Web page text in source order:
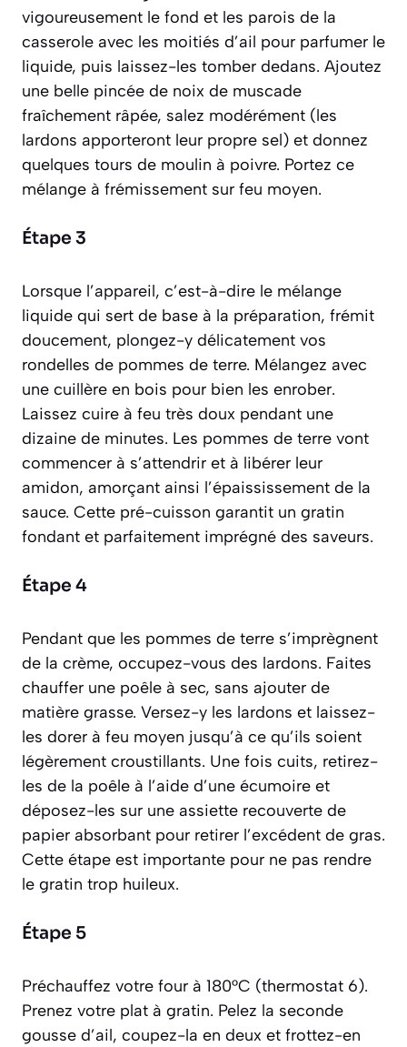
vigoureusement le fond et les parois de la
casserole avec les moitiés d’ail pour parfumer le
liquide, puis laissez-les tomber dedans. Ajoutez
une belle pincée de noix de muscade
fraîchement râpée, salez modérément (les
lardons apporteront leur propre sel) et donnez
quelques tours de moulin à poivre. Portez ce
mélange à frémissement sur feu moyen.
Étape 3
Lorsque l’appareil, c’est-à-dire le mélange
liquide qui sert de base à la préparation, frémit
doucement, plongez-y délicatement vos
rondelles de pommes de terre. Mélangez avec
une cuillère en bois pour bien les enrober.
Laissez cuire à feu très doux pendant une
dizaine de minutes. Les pommes de terre vont
commencer à s’attendrir et à libérer leur
amidon, amorçant ainsi l’épaississement de la
sauce. Cette pré-cuisson garantit un gratin
fondant et parfaitement imprégné des saveurs.
Étape 4
Pendant que les pommes de terre s’imprègnent
de la crème, occupez-vous des lardons. Faites
chauffer une poêle à sec, sans ajouter de
matière grasse. Versez-y les lardons et laissez-
les dorer à feu moyen jusqu’à ce qu’ils soient
légèrement croustillants. Une fois cuits, retirez-
les de la poêle à l’aide d’une écumoire et
déposez-les sur une assiette recouverte de
papier absorbant pour retirer l’excédent de gras.
Cette étape est importante pour ne pas rendre
le gratin trop huileux.
Étape 5
Préchauffez votre four à 180°C (thermostat 6).
Prenez votre plat à gratin. Pelez la seconde
gousse d’ail, coupez-la en deux et frottez-en